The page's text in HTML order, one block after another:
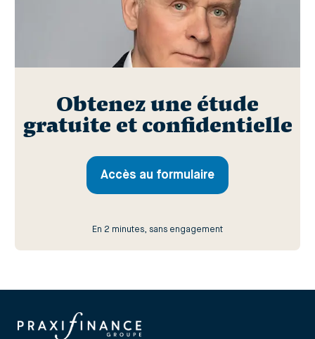
Obtenez une étude
gratuite et confidentielle
Accès au formulaire
En 2 minutes, sans engagement